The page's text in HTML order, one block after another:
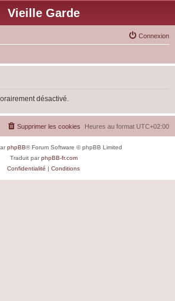
Vieille Garde
Connexion
désactivé.
Heures au format UTC+02:00
Supprimer les cookies
phpBB® Forum Software © phpBB Limited
Traduit parphpBB-fr.com
Confidentialité | Conditions